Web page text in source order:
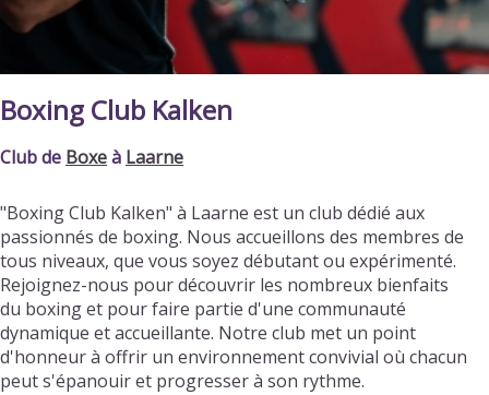
Boxing Club Kalken
Club de Boxeà Laarne
"Boxing Club Kalken" à Laarne est un club dédié aux
passionnés de boxing. Nous accueillons des membres de
tous niveaux, que vous soyez débutant ou expérimenté.
Rejoignez-nous pour découvrir les nombreux bienfaits
du boxing et pour faire partie d'une communauté
dynamique et accueillante. Notre club met un point
d'honneur à offrir un environnement convivial où chacun
peut s'épanouir et progresser à son rythme.